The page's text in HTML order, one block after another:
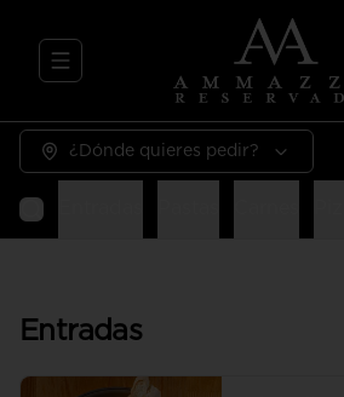
Abrir menu de navegación
¿Dónde quieres pedir?
Entradas